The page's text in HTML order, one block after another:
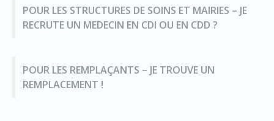
POUR LES STRUCTURES DE SOINS ET MAIRIES – JE
RECRUTE UN MEDECIN EN CDI OU EN CDD ?
POUR LES REMPLAÇANTS – JE TROUVE UN
REMPLACEMENT !